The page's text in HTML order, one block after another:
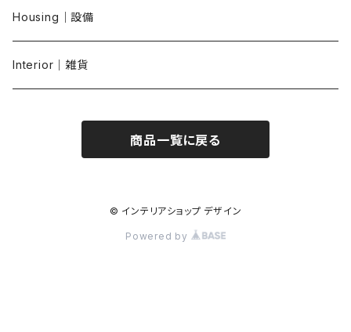
Housing｜設備
Interior｜雑貨
商品一覧に戻る
© インテリアショップ デザイン
Powered by